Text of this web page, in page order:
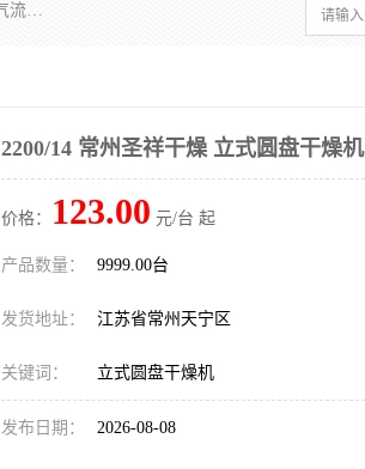
常州市圣祥干燥设备有限公司以生产干燥设备为主导产品，提供：干燥设备、干燥机、混合机、气流干燥机、烘箱、热风循环烘箱、沸腾干燥机、烘干机、喷雾干燥机等产品的生产、制造与销售服务。
2200/14 常州圣祥干燥 立式圆盘干燥机
价格： 123.00 元/台 起
产品数量： 9999.00台
发货地址： 江苏省常州天宁区
关键词： 立式圆盘干燥机
发布日期： 2026-08-08